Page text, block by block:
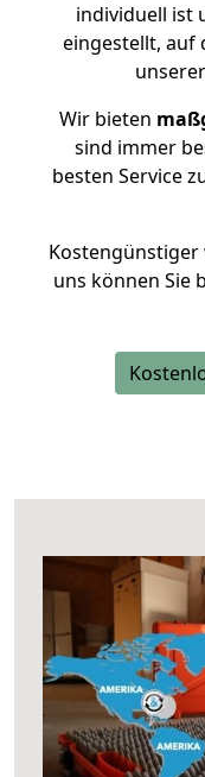
individuell ist
eingestellt, auf
Wir bieten
sind immer
besten Service
uns können Sie